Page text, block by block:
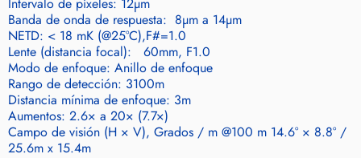
Banda de onda de respuesta: 8μm a 14μm
NETD: < 18 mK (@25°C),F#=1.0
Lente (distancia focal): 60mm, F1.0
Modo de enfoque: Anillo de enfoque
Rango de detección: 3100m
Distancia mínima de enfoque: 3m
Aumentos: 2.6× a 20× (7.7×)
Campo de visión (H × V), Grados / m @100 m 14.6° × 8.8° /
25.6m x 15.4m